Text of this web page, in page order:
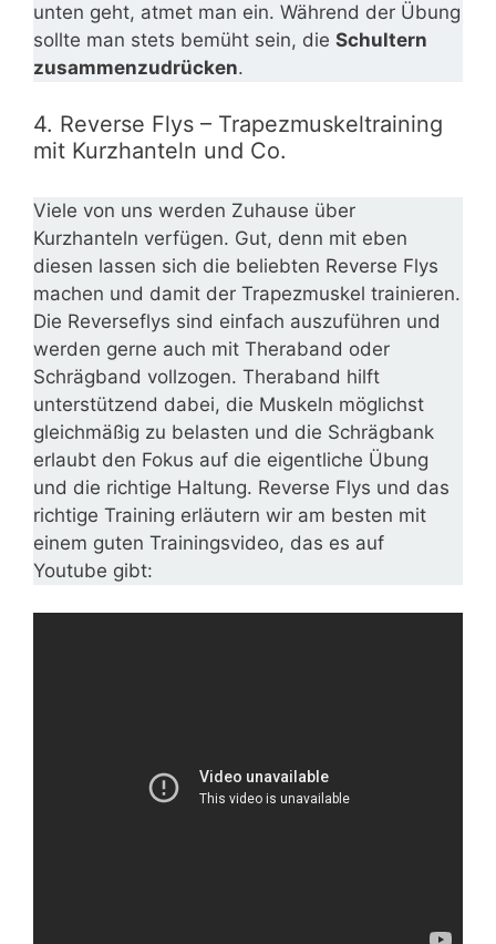
unten geht, atmet man ein. Während der Übung
sollte man stets bemüht sein, die Schultern
zusammenzudrücken.
4. Reverse Flys – Trapezmuskeltraining
mit Kurzhanteln und Co.
Viele von uns werden Zuhause über
Kurzhanteln verfügen. Gut, denn mit eben
diesen lassen sich die beliebten Reverse Flys
machen und damit der Trapezmuskel trainieren.
Die Reverseflys sind einfach auszuführen und
werden gerne auch mit Theraband oder
Schrägband vollzogen. Theraband hilft
unterstützend dabei, die Muskeln möglichst
gleichmäßig zu belasten und die Schrägbank
erlaubt den Fokus auf die eigentliche Übung
und die richtige Haltung. Reverse Flys und das
richtige Training erläutern wir am besten mit
einem guten Trainingsvideo, das es auf
Youtube gibt: